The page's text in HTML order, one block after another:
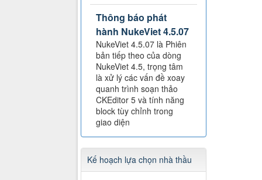
Thông báo phát
hành NukeViet 4.5.07
NukeViet 4.5.07 là Phiên
bản tiếp theo của dòng
NukeViet 4.5, trọng tâm
là xử lý các vấn đề xoay
quanh trình soạn thảo
CKEditor 5 và tính năng
block tùy chỉnh trong
giao diện
Kế hoạch lựa chọn nhà thầu